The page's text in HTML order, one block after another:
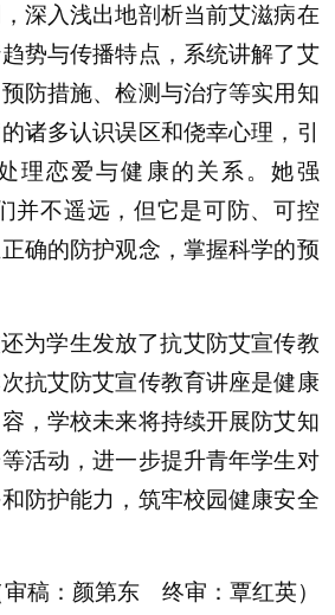
深入浅出地剖析当前艾滋病在
势与传播特点，系统讲解了艾
防措施、检测与治疗等实用知
诸多认识误区和侥幸心理，引
理恋爱与健康的关系。她强
并不遥远，但它是可防、可控
确的防护观念，掌握科学的预
为学生发放了抗艾防艾宣传教
抗艾防艾宣传教育讲座是健康
，学校未来将持续开展防艾知
活动，进一步提升青年学生对
防护能力，筑牢校园健康安全
审稿：颜第东 终审：覃红英）